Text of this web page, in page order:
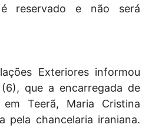
reservado e não será
Exteriores informou
que a encarregada de
Teerã, Maria Cristina
pela chancelaria iraniana.